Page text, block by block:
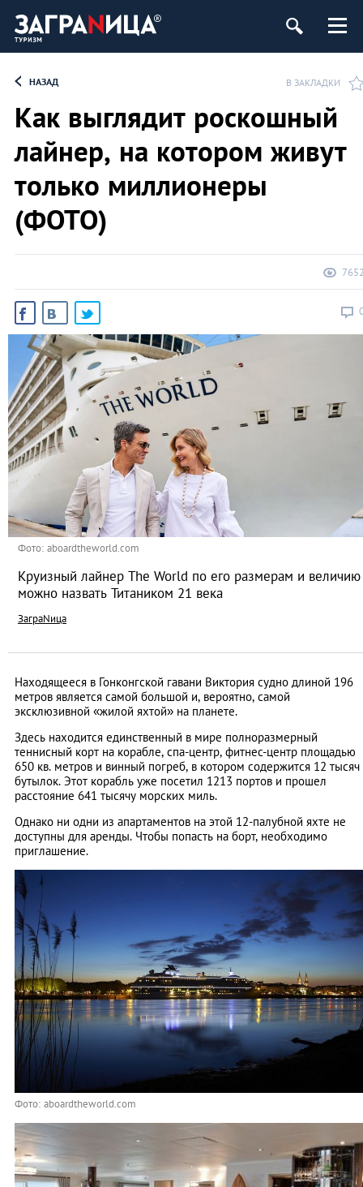
НАЗАД В ЗАКЛАДКИ
Как выглядит роскошный
лайнер, на котором живут
только миллионеры
(ФОТО)
Фото: aboardtheworld.com
Круизный лайнер The World по его размерам и величию
можно назвать Титаником 21 века
ЗаграNица
Находящееся в Гонконгской гавани Виктория судно длиной 196
метров является самой большой и, вероятно, самой
эксклюзивной «жилой яхтой» на планете.
Здесь находится единственный в мире полноразмерный
теннисный корт на корабле, спа-центр, фитнес-центр площадью
650 кв. метров и винный погреб, в котором содержится 12 тысяч
бутылок. Этот корабль уже посетил 1213 портов и прошел
расстояние 641 тысячу морских миль.
Однако ни одни из апартаментов на этой 12-палубной яхте не
доступны для аренды. Чтобы попасть на борт, необходимо
приглашение.
Фото: aboardtheworld.com